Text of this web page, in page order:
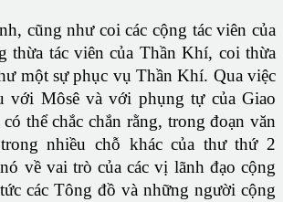
cũng như coi các cộng tác viên của
thừa tác viên của Thần Khí, coi thừa
một sự phục vụ Thần Khí. Qua việc
với Môsê và với phụng tự của Giao
thể chắc chắn rằng, trong đoạn văn
nhiều chỗ khác của thư thứ 2
về vai trò của các vị lãnh đạo cộng
các Tông đồ và những người cộng